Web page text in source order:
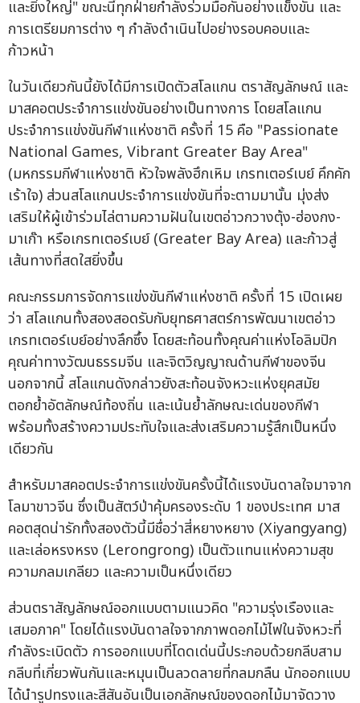
และยิ่งใหญ่" ขณะนี้ทุกฝ่ายกำลังร่วมมือกันอย่างแข็งขัน และ
การเตรียมการต่าง ๆ กำลังดำเนินไปอย่างรอบคอบและ
ก้าวหน้า
ในวันเดียวกันนี้ยังได้มีการเปิดตัวสโลแกน ตราสัญลักษณ์ และ
มาสคอตประจำการแข่งขันอย่างเป็นทางการ โดยสโลแกน
ประจำการแข่งขันกีฬาแห่งชาติ ครั้งที่ 15 คือ "Passionate
National Games, Vibrant Greater Bay Area"
(มหกรรมกีฬาแห่งชาติ หัวใจพลังฮึกเหิม เกรทเตอร์เบย์ คึกคัก
เร้าใจ) ส่วนสโลแกนประจำการแข่งขันที่จะตามมานั้น มุ่งส่ง
เสริมให้ผู้เข้าร่วมไล่ตามความฝันในเขตอ่าวกวางตุ้ง-ฮ่องกง-
มาเก๊า หรือเกรทเตอร์เบย์ (Greater Bay Area) และก้าวสู่
เส้นทางที่สดใสยิ่งขึ้น
คณะกรรมการจัดการแข่งขันกีฬาแห่งชาติ ครั้งที่ 15 เปิดเผย
ว่า สโลแกนทั้งสองสอดรับกับยุทธศาสตร์การพัฒนาเขตอ่าว
เกรทเตอร์เบย์อย่างลึกซึ้ง โดยสะท้อนทั้งคุณค่าแห่งโอลิมปิก
คุณค่าทางวัฒนธรรมจีน และจิตวิญญาณด้านกีฬาของจีน
นอกจากนี้ สโลแกนดังกล่าวยังสะท้อนจังหวะแห่งยุคสมัย
ตอกย้ำอัตลักษณ์ท้องถิ่น และเน้นย้ำลักษณะเด่นของกีฬา
พร้อมทั้งสร้างความประทับใจและส่งเสริมความรู้สึกเป็นหนึ่ง
เดียวกัน
สำหรับมาสคอตประจำการแข่งขันครั้งนี้ได้แรงบันดาลใจมาจาก
โลมาขาวจีน ซึ่งเป็นสัตว์ป่าคุ้มครองระดับ 1 ของประเทศ มาส
คอตสุดน่ารักทั้งสองตัวนี้มีชื่อว่าสี่หยางหยาง (Xiyangyang)
และเล่อหรงหรง (Lerongrong) เป็นตัวแทนแห่งความสุข
ความกลมเกลียว และความเป็นหนึ่งเดียว
ส่วนตราสัญลักษณ์ออกแบบตามแนวคิด "ความรุ่งเรืองและ
เสมอภาค" โดยได้แรงบันดาลใจจากภาพดอกไม้ไฟในจังหวะที่
กำลังระเบิดตัว การออกแบบที่โดดเด่นนี้ประกอบด้วยกลีบสาม
กลีบที่เกี่ยวพันกันและหมุนเป็นลวดลายที่กลมกลืน นักออกแบบ
ได้นำรูปทรงและสีสันอันเป็นเอกลักษณ์ของดอกไม้มาจัดวาง